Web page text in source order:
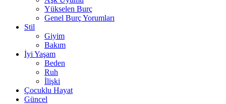
Yükselen Burç
Genel Burç Yorumları
Stil
Giyim
Bakım
İyi Yaşam
Beden
Ruh
İlişki
Çocuklu Hayat
Güncel